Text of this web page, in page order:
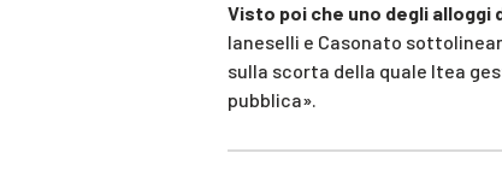
Visto poi che uno degli
Ianeselli e Casonato
sulla scorta della quale Itea
pubblica».